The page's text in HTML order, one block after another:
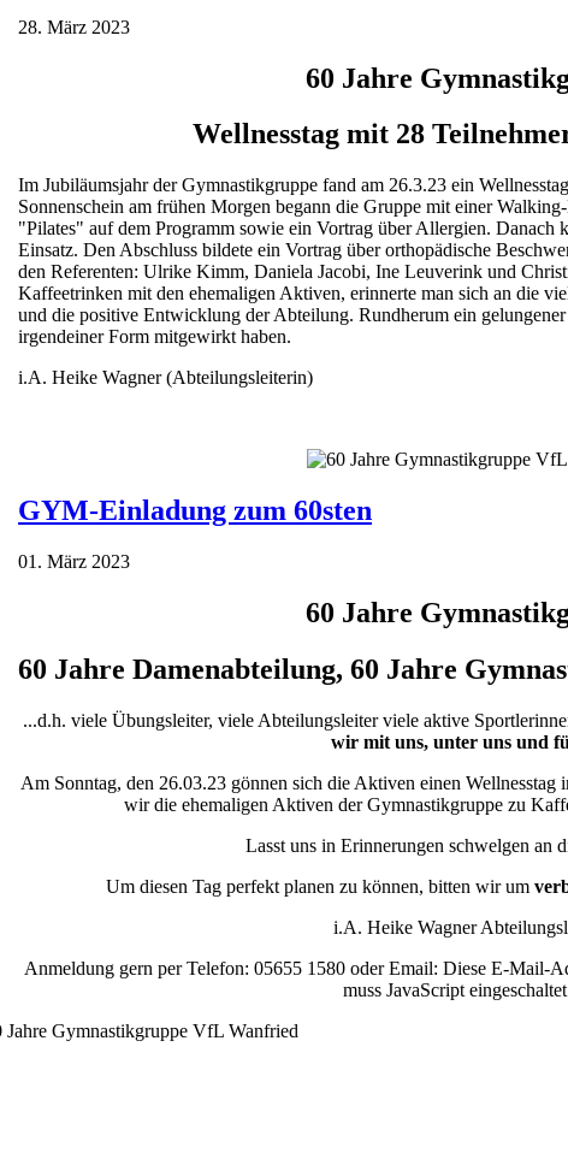
28. März 2023
60 Jahre
Wellnesstag mit 28
Im Jubiläumsjahr der Gymnastikgruppe fand am 26.3.23 ein
Sonnenschein am frühen Morgen begann die Gruppe mit einer
"Pilates" auf dem Programm sowie ein Vortrag über Allergien. Danach
Einsatz. Den Abschluss bildete ein Vortrag über orthopädische
den Referenten: Ulrike Kimm, Daniela Jacobi, Ine Leuverink und
Kaffeetrinken mit den ehemaligen Aktiven, erinnerte man sich an die
und die positive Entwicklung der Abteilung. Rundherum ein
irgendeiner Form mitgewirkt haben.
i.A. Heike Wagner (Abteilungsleiterin)
GYM-Einladung zum 60sten
01. März 2023
60 Jahre
60 Jahre Damenabteilung, 60 Jahre
...d.h. viele Übungsleiter, viele Abteilungsleiter viele aktive
wir mit uns, unter uns und
Am Sonntag, den 26.03.23 gönnen sich die Aktiven einen
wir die ehemaligen Aktiven der Gymnastikgruppe zu
Lasst uns in Erinnerungen schwelgen an
Um diesen Tag perfekt planen zu können, bitten wir um
i.A. Heike Wagner
Anmeldung gern per Telefon: 05655 1580 oder Email: Diese E-Mail-
muss JavaScript